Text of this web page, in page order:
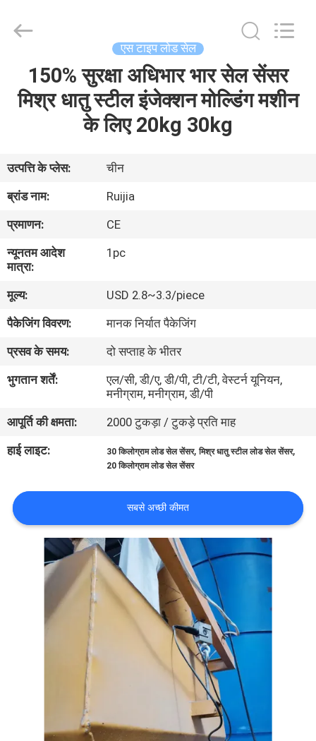
वीडियो
बारे
में
कारखाना
भ्रमण
गुणवत्ता
संपर्क
एक
उद्धरण
अनुरोध
Instruments
Reserved.
एस टाइप लोड सेल
150% सुरक्षा अधिभार भार सेल सेंसर
मिश्र धातु स्टील इंजेक्शन मोल्डिंग मशीन
के लिए 20kg 30kg
उत्पत्ति के प्लेस:
चीन
ब्रांड नाम:
Ruijia
प्रमाणन:
CE
न्यूनतम आदेश
मात्रा:
1pc
मूल्य:
USD 2.8~3.3/piece
पैकेजिंग विवरण:
मानक निर्यात पैकेजिंग
प्रसव के समय:
दो सप्ताह के भीतर
भुगतान शर्तें:
एल/सी, डी/ए, डी/पी, टी/टी, वेस्टर्न यूनियन,
मनीग्राम, मनीग्राम, डी/पी
आपूर्ति की क्षमता:
2000 टुकड़ा / टुकड़े प्रति माह
हाई लाइट:
30 किलोग्राम लोड सेल सेंसर,मिश्र धातु स्टील लोड सेल सेंसर,
20 किलोग्राम लोड सेल सेंसर
सबसे अच्छी कीमत